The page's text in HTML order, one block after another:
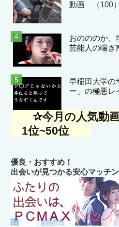
動画 （100）
おのののか
芸能人の喘ぎ
早稲田大学の
ー」の極悪レ
✰今月の人気
1位~50位
優良・おすすめ！
出会いが見つかる安心マッチ